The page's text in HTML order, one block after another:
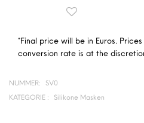
*Final price will be in Euros.
conversion rate is at the
NUMMER:
SV0
KATEGORIE :
Silikone Masken